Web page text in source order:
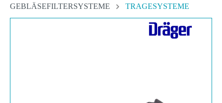
GEBLÄSEFILTERSYSTEME
TRAGESYSTEME